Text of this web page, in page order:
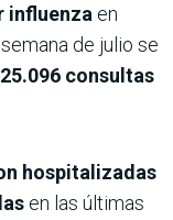
influenza en
de julio se
consultas
hospitalizadas
en las últimas